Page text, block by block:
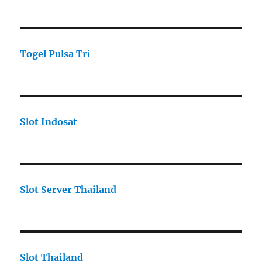
Togel Pulsa Tri
Slot Indosat
Slot Server Thailand
Slot Thailand